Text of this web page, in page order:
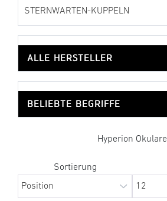
STERNWARTEN-KUPPELN
ALLE HERSTELLER
BELIEBTE BEGRIFFE
Hyperion Okulare
Sortierung